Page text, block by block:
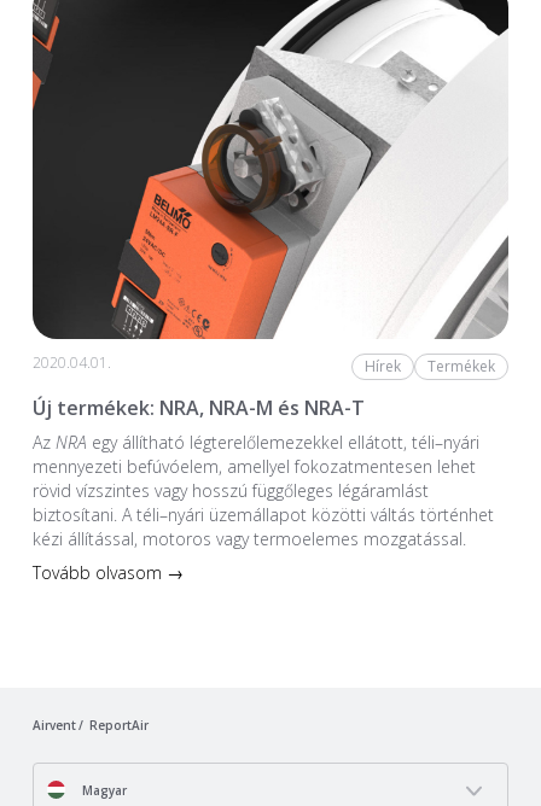
2020.04.01. Hírek Termékek
Új termékek: NRA, NRA-M és NRA-T
Az NRA egy állítható légterelőlemezekkel ellátott, téli–nyári
mennyezeti befúvóelem, amellyel fokozatmentesen lehet
rövid vízszintes vagy hosszú függőleges légáramlást
biztosítani. A téli–nyári üzemállapot közötti váltás történhet
kézi állítással, motoros vagy termoelemes mozgatással.
Tovább olvasom →
Airvent ReportAir
Magyar